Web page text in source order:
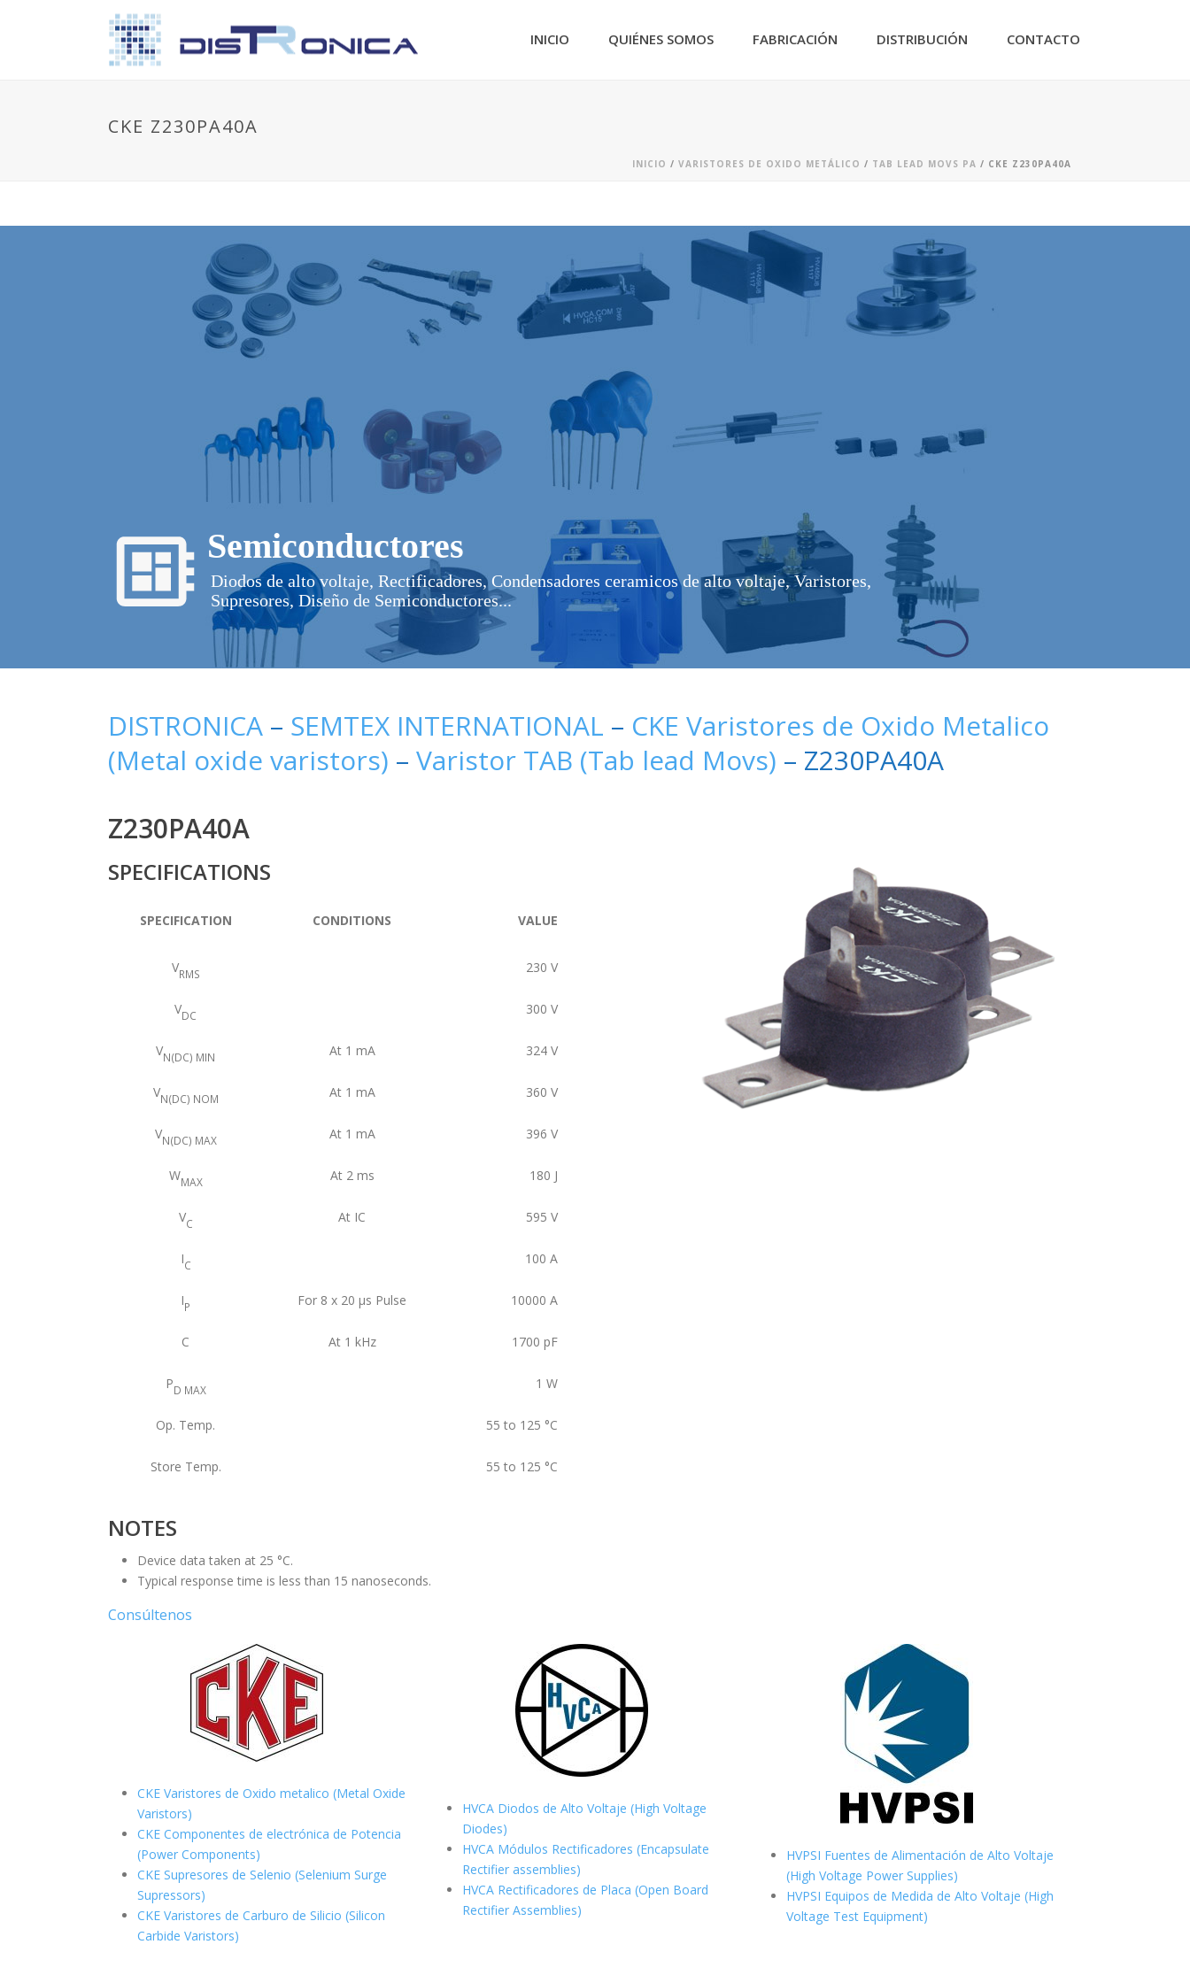
INICIO QUIÉNES SOMOS FABRICACIÓN DISTRIBUCIÓN CONTACTO
CKE Z230PA40A
INICIO / VARISTORES DE OXIDO METÁLICO / TAB LEAD MOVS PA / CKE Z230PA40A
Semiconductores
Diodos de alto voltaje, Rectificadores, Condensadores ceramicos de alto voltaje, Varistores,
Supresores, Diseño de Semiconductores...
DISTRONICA – SEMTEX INTERNATIONAL – CKE Varistores de Oxido Metalico
(Metal oxide varistors) – Varistor TAB (Tab lead Movs) – Z230PA40A
Z230PA40A
SPECIFICATIONS
SPECIFICATION CONDITIONS VALUE
VRMS 230 V
VDC 300 V
VN(DC) MIN At 1 mA 324 V
VN(DC) NOM At 1 mA 360 V
VN(DC) MAX At 1 mA 396 V
WMAX At 2 ms 180 J
VC At IC 595 V
IC 100 A
IP For 8 x 20 μs Pulse 10000 A
C At 1 kHz 1700 pF
PD MAX 1 W
Op. Temp. 55 to 125 °C
Store Temp. 55 to 125 °C
NOTES
Device data taken at 25 °C.
Typical response time is less than 15 nanoseconds.
Consúltenos
CKE Varistores de Oxido metalico (Metal Oxide
Varistors)
CKE Componentes de electrónica de Potencia
(Power Components)
CKE Supresores de Selenio (Selenium Surge
Supressors)
CKE Varistores de Carburo de Silicio (Silicon
Carbide Varistors)
HVCA Diodos de Alto Voltaje (High Voltage
Diodes)
HVCA Módulos Rectificadores (Encapsulate
Rectifier assemblies)
HVCA Rectificadores de Placa (Open Board
Rectifier Assemblies)
HVPSI Fuentes de Alimentación de Alto Voltaje
(High Voltage Power Supplies)
HVPSI Equipos de Medida de Alto Voltaje (High
Voltage Test Equipment)